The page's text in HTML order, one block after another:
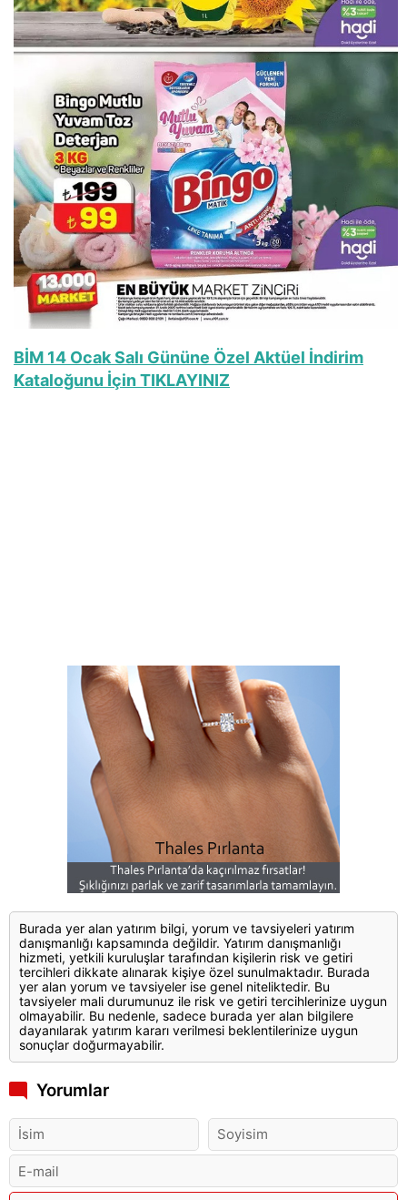
BİM 14 Ocak Salı Gününe Özel Aktüel İndirim
Kataloğunu İçin TIKLAYINIZ
Burada yer alan yatırım bilgi, yorum ve tavsiyeleri yatırım
danışmanlığı kapsamında değildir. Yatırım danışmanlığı
hizmeti, yetkili kuruluşlar tarafından kişilerin risk ve getiri
tercihleri dikkate alınarak kişiye özel sunulmaktadır. Burada
yer alan yorum ve tavsiyeler ise genel niteliktedir. Bu
tavsiyeler mali durumunuz ile risk ve getiri tercihlerinize uygun
olmayabilir. Bu nedenle, sadece burada yer alan bilgilere
dayanılarak yatırım kararı verilmesi beklentilerinize uygun
sonuçlar doğurmayabilir.
Yorumlar